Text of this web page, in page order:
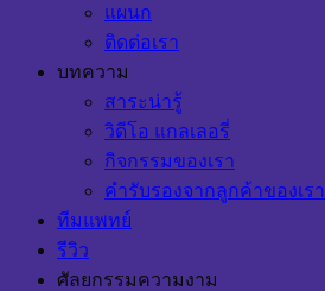
แผนก
ติดต่อเรา
บทความ
สาระน่ารู้
วิดีโอ แกลเลอรี่
กิจกรรมของเรา
คำรับรองจากลูกค้าของเรา
ทีมแพทย์
รีวิว
ศัลยกรรมความงาม